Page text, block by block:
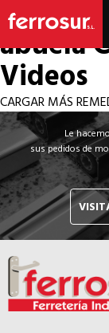
Los por
abuela
Videos
CARGAR MÁS
Le
sus pedidos de